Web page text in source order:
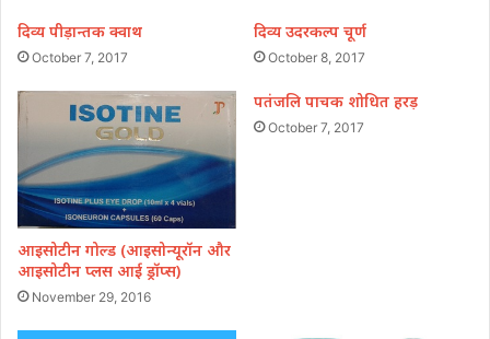
दिव्य पीड़ान्तक क्वाथ
October 7, 2017
दिव्य उदरकल्प चूर्ण
October 8, 2017
आइसोटीन गोल्ड (आइसोन्यूरॉन और
आइसोटीन प्लस आई ड्रॉप्स)
November 29, 2016
पतंजलि पाचक शोधित हरड़
October 7, 2017